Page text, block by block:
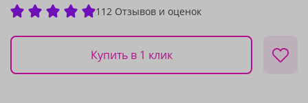
112 Отзывов и оценок
Купить в 1 клик